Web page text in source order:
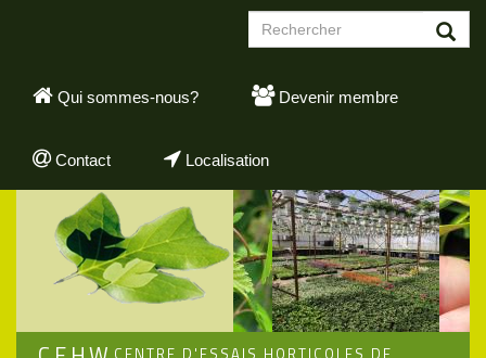
Formulaire
de
Qui sommes-nous? Devenir membre
Contact Localisation
CENTRE D'ESSAIS HORTICOLES DE